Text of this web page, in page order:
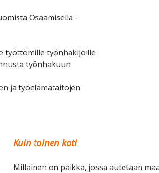
Osaamisella -
työttömille työnhakijoille
työnhakuun.
ja työelämätaitojen
Kuin toinen koti
Millainen on paikka, jossa autetaan